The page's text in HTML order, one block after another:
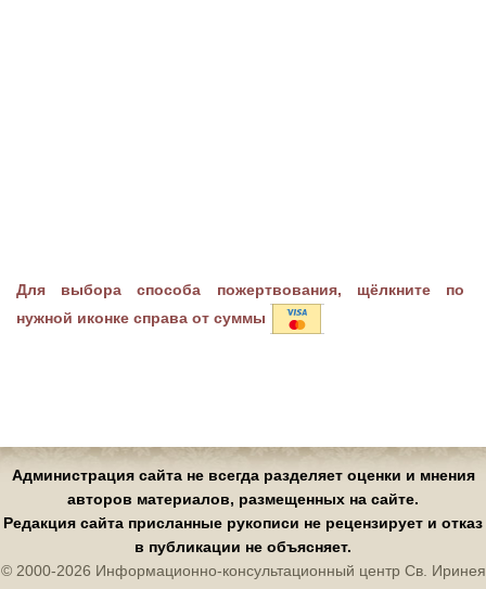
Для выбора способа пожертвования, щёлкните по
нужной иконке справа от суммы
Администрация сайта не всегда разделяет оценки и мнения
авторов материалов, размещенных на сайте.
Редакция сайта присланные рукописи не рецензирует и отказ
в публикации не объясняет.
© 2000-2026 Информационно-консультационный центр Св. Иринея